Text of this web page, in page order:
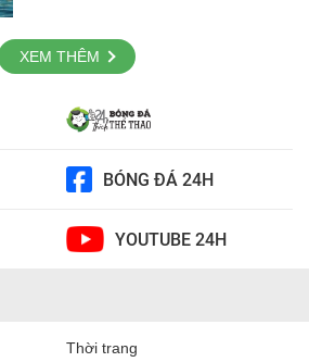
XEM THÊM
BÓNG ĐÁ 24H
YOUTUBE 24H
Thời trang